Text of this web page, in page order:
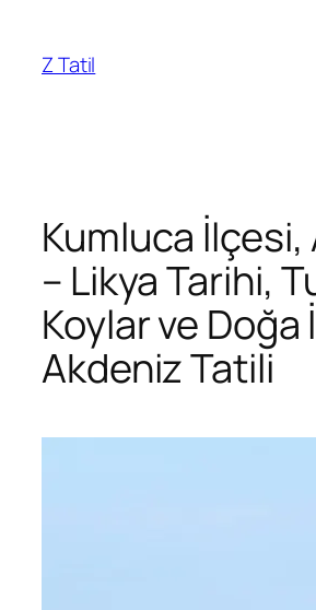
Z Tatil
Kumluca
– Likya Tarihi,
Koylar ve Doğa
Akdeniz Tatili